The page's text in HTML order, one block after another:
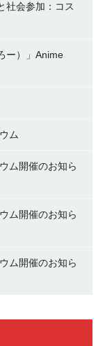
社会参加：コス
ー）」Anime
ム
ム開催のお知ら
ム開催のお知ら
ム開催のお知ら